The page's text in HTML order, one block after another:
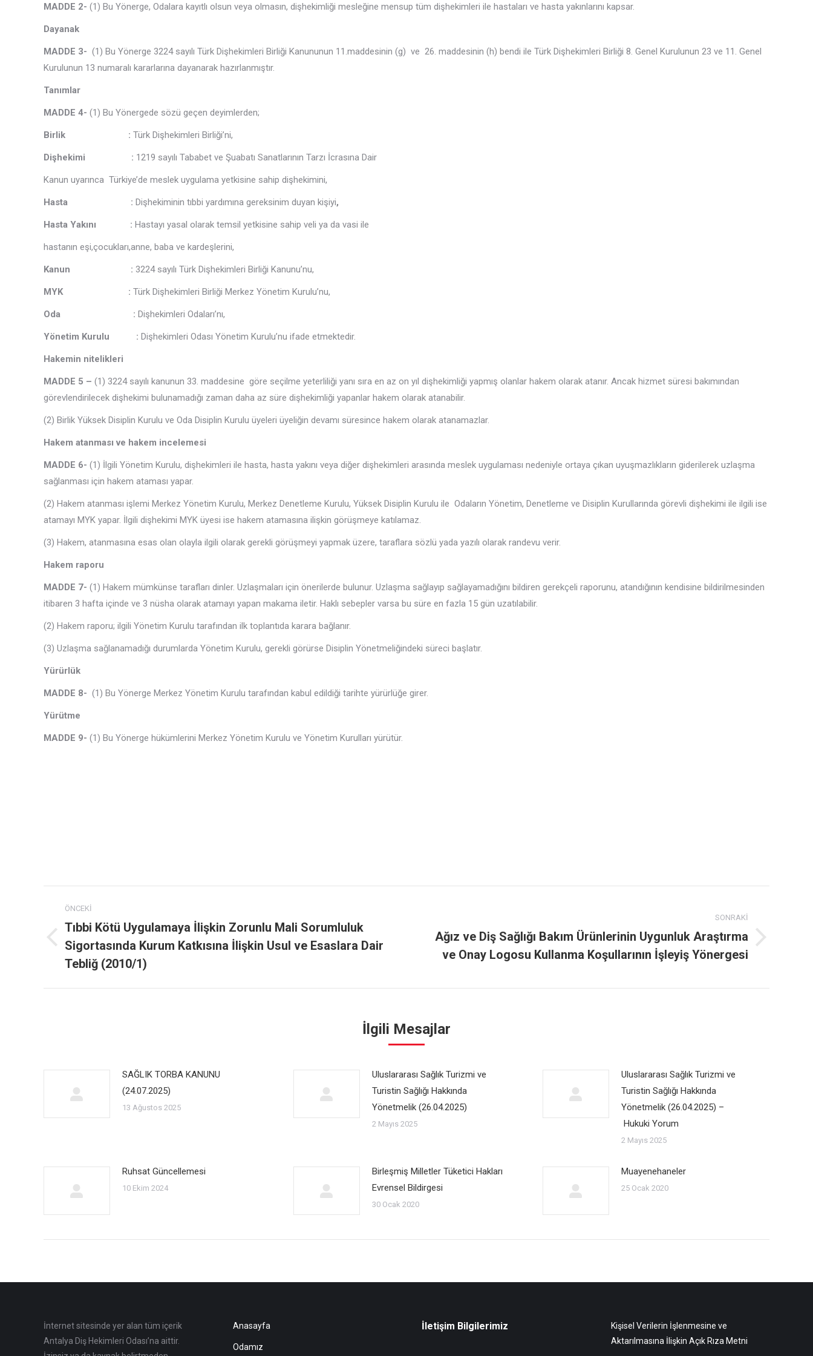
MADDE 2- (1) Bu Yönerge, Odalara kayıtlı olsun veya olmasın, dişhekimliği mesleğine mensup tüm dişhekimleri ile hastaları ve hasta yakınlarını kapsar.
Dayanak
MADDE 3- (1) Bu Yönerge 3224 sayılı Türk Dişhekimleri Birliği Kanununun 11.maddesinin (g) ve 26. maddesinin (h) bendi ile Türk Dişhekimleri Birliği 8. Genel Kurulunun 23 ve 11. Genel
Kurulunun 13 numaralı kararlarına dayanarak hazırlanmıştır.
Tanımlar
MADDE 4- (1) Bu Yönergede sözü geçen deyimlerden;
Birlik : Türk Dişhekimleri Birliği’ni,
Dişhekimi : 1219 sayılı Tababet ve Şuabatı Sanatlarının Tarzı İcrasına Dair
Kanun uyarınca Türkiye’de meslek uygulama yetkisine sahip dişhekimini,
Hasta : Dişhekiminin tıbbi yardımına gereksinim duyan kişiyi,
Hasta Yakını : Hastayı yasal olarak temsil yetkisine sahip veli ya da vasi ile
hastanın eşi,çocukları,anne, baba ve kardeşlerini,
Kanun : 3224 sayılı Türk Dişhekimleri Birliği Kanunu’nu,
MYK : Türk Dişhekimleri Birliği Merkez Yönetim Kurulu’nu,
Oda : Dişhekimleri Odaları’nı,
Yönetim Kurulu : Dişhekimleri Odası Yönetim Kurulu’nu ifade etmektedir.
Hakemin nitelikleri
MADDE 5 – (1) 3224 sayılı kanunun 33. maddesine göre seçilme yeterliliği yanı sıra en az on yıl dişhekimliği yapmış olanlar hakem olarak atanır. Ancak hizmet süresi bakımından
görevlendirilecek dişhekimi bulunamadığı zaman daha az süre dişhekimliği yapanlar hakem olarak atanabilir.
(2) Birlik Yüksek Disiplin Kurulu ve Oda Disiplin Kurulu üyeleri üyeliğin devamı süresince hakem olarak atanamazlar.
Hakem atanması ve hakem incelemesi
MADDE 6- (1) İlgili Yönetim Kurulu, dişhekimleri ile hasta, hasta yakını veya diğer dişhekimleri arasında meslek uygulaması nedeniyle ortaya çıkan uyuşmazlıkların giderilerek uzlaşma
sağlanması için hakem ataması yapar.
(2) Hakem atanması işlemi Merkez Yönetim Kurulu, Merkez Denetleme Kurulu, Yüksek Disiplin Kurulu ile Odaların Yönetim, Denetleme ve Disiplin Kurullarında görevli dişhekimi ile ilgili ise
atamayı MYK yapar. İlgili dişhekimi MYK üyesi ise hakem atamasına ilişkin görüşmeye katılamaz.
(3) Hakem, atanmasına esas olan olayla ilgili olarak gerekli görüşmeyi yapmak üzere, taraflara sözlü yada yazılı olarak randevu verir.
Hakem raporu
MADDE 7- (1) Hakem mümkünse tarafları dinler. Uzlaşmaları için önerilerde bulunur. Uzlaşma sağlayıp sağlayamadığını bildiren gerekçeli raporunu, atandığının kendisine bildirilmesinden
itibaren 3 hafta içinde ve 3 nüsha olarak atamayı yapan makama iletir. Haklı sebepler varsa bu süre en fazla 15 gün uzatılabilir.
(2) Hakem raporu; ilgili Yönetim Kurulu tarafından ilk toplantıda karara bağlanır.
(3) Uzlaşma sağlanamadığı durumlarda Yönetim Kurulu, gerekli görürse Disiplin Yönetmeliğindeki süreci başlatır.
Yürürlük
MADDE 8- (1) Bu Yönerge Merkez Yönetim Kurulu tarafından kabul edildiği tarihte yürürlüğe girer.
Yürütme
MADDE 9- (1) Bu Yönerge hükümlerini Merkez Yönetim Kurulu ve Yönetim Kurulları yürütür.
Post
navigation
ÖNCEKI
Previous
post:
Tıbbi Kötü Uygulamaya İlişkin Zorunlu Mali Sorumluluk
Sigortasında Kurum Katkısına İlişkin Usul ve Esaslara Dair
Tebliğ (2010/1)
SONRAKI
Next
Ağız ve Diş Sağlığı Bakım Ürünlerinin Uygunluk Araştırma
ve Onay Logosu Kullanma Koşullarının İşleyiş Yönergesi
İlgili Mesajlar
SAĞLIK TORBA KANUNU
(24.07.2025)
13 Ağustos 2025
Uluslararası Sağlık Turizmi ve
Turistin Sağlığı Hakkında
Yönetmelik (26.04.2025)
2 Mayıs 2025
Uluslararası Sağlık Turizmi ve
Turistin Sağlığı Hakkında
Yönetmelik (26.04.2025) –
Hukuki Yorum
2 Mayıs 2025
Ruhsat Güncellemesi
10 Ekim 2024
Birleşmiş Milletler Tüketici Hakları
Evrensel Bildirgesi
30 Ocak 2020
Muayenehaneler
25 Ocak 2020
İnternet sitesinde yer alan tüm içerik
Antalya Diş Hekimleri Odası’na aittir.
Anasayfa
Odamız
İletişim Bilgilerimiz
Kişisel Verilerin İşlenmesine ve
Aktarılmasına İlişkin Açık Rıza Metni